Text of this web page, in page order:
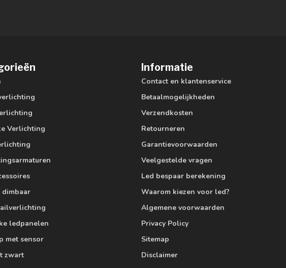
Verlichting
ledpanelen
met sensor
zwart
Informatie
Contact en klantenservice
Betaalmogelijkheden
Verzendkosten
Retourneren
Garantievoorwaarden
Veelgestelde vragen
Led bespaar berekening
Waarom kiezen voor led?
Algemene voorwaarden
Privacy Policy
Sitemap
Disclaimer